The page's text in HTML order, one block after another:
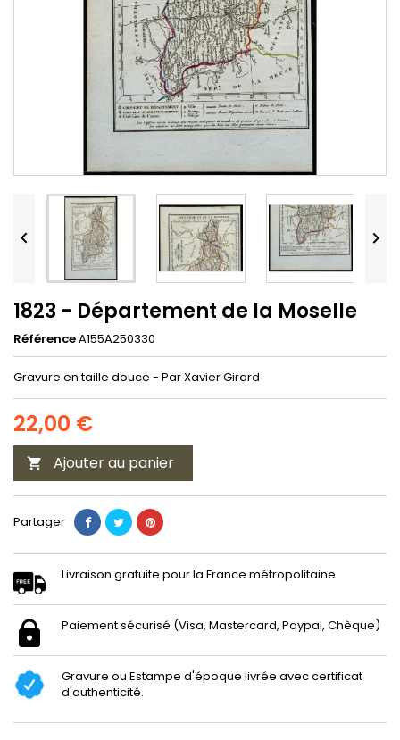
 
1823 - Département de la Moselle
RéférenceA155A250330
Gravure en taille douce - Par Xavier Girard
22,00 €
 Ajouter au panier
Partager
Livraison gratuite pour la France métropolitaine
Paiement sécurisé (Visa, Mastercard, Paypal, Chèque)
Gravure ou Estampe d'époque livrée avec certificat
d'authenticité.